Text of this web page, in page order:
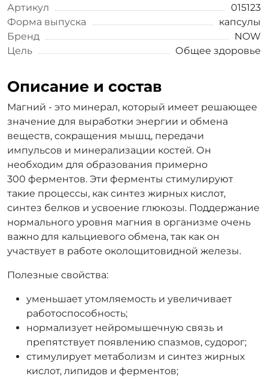
Артикул
015123
Форма выпуска
капсулы
Бренд
NOW
Цель
Общее здоровье
Описание и состав
Магний - это минерал, который имеет решающее
значение для выработки энергии и обмена
веществ, сокращения мышц, передачи
импульсов и минерализации костей. Он
необходим для образования примерно
300 ферментов. Эти ферменты стимулируют
такие процессы, как синтез жирных кислот,
синтез белков и усвоение глюкозы. Поддержание
нормального уровня магния в организме очень
важно для кальциевого обмена, так как он
участвует в работе околощитовидной железы.
Полезные свойства:
уменьшает утомляемость и увеличивает
работоспособность;
нормализует нейромышечную связь и
препятствует появлению спазмов, судорог;
стимулирует метаболизм и синтез жирных
кислот, липидов и ферментов;